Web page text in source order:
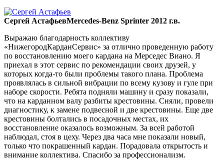
Сергей АстафьевMercedes-Benz Sprinter 2012 г.в.
Выражаю благодарность коллективу
«НижегородКарданСервис» за отлично проведенную работу
по восстановлению моего кардана на Мерседес Виано. Я
приехал в этот сервис по рекомендации своих друзей, у
которых когда-то были проблемы такого плана. Проблема
проявлялась в сильной вибрации по всему кузову и гуле при
наборе скорости. Ребята подняли машину и сразу показали,
что на карданном валу разбиты крестовины. Сняли, провели
диагностику, к замене подвесной и две крестовины. Еще две
крестовины болтались в посадочных местах, их
восстановление оказалось возможным. За всей работой
наблюдал, стоя в цеху. Через два часа мне показали новый,
только что покрашенный кардан. Порадовала открытость и
внимание коллектива. Спасибо за профессионализм.